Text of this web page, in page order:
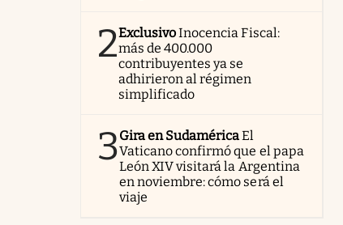
2ExclusivoInocencia Fiscal:
más de 400.000
contribuyentes ya se
adhirieron al régimen
simplificado
3Gira en SudaméricaEl
Vaticano confirmó que el papa
León XIV visitará la Argentina
en noviembre: cómo será el
viaje